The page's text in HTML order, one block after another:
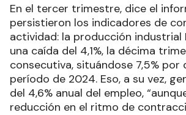
En el tercer trimestre, dice el
persistieron los indicadores de
actividad: la producción industrial
una caída del 4,1%, la décima
consecutiva, situándose 7,5% por
período de 2024. Eso, a su vez,
del 4,6% anual del empleo,
reducción en el ritmo de